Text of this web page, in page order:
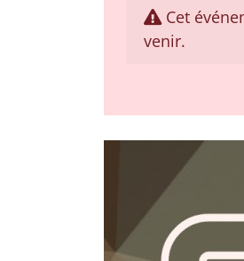
Cet
venir.